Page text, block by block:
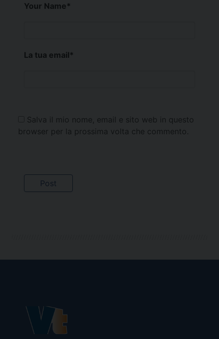
Your Name*
La tua email*
Salva il mio nome, email e sito web in questo
browser per la prossima volta che commento.